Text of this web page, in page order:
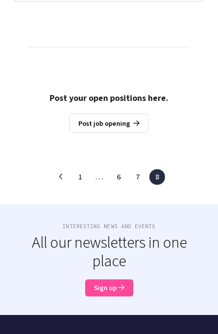
Post your open positions here.
Post job opening
1 … 6 7 8
INTERESTING NEWS AND EVENTS
All our newsletters in one
place
Sign up